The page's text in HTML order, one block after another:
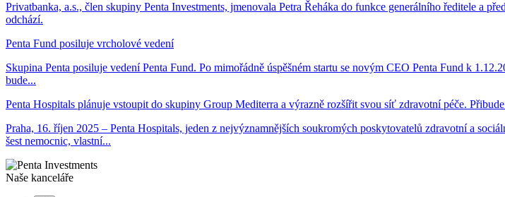
Privatbanka, a.s., člen skupiny Penta Investments, jmenovala Petra Řeháka do funkce generálního ředitele a
odchází.
Penta Fund posiluje vrcholové vedení
Skupina Penta posiluje vedení Penta Fund. Po mimořádně úspěšném startu se novým CEO Penta Fund k
bude...
Penta Hospitals plánuje vstoupit do skupiny Group Mediterra a výrazně rozšířit svou síť zdravotní péče.
Praha, 16. říjen 2025 – Penta Hospitals, jeden z nejvýznamnějších soukromých poskytovatelů zdravotní a
šest nemocnic, vlastní...
Naše kanceláře